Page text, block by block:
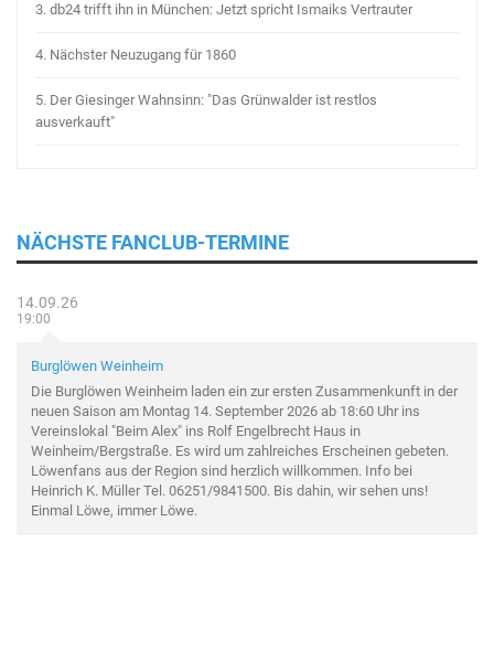
3. db24 trifft ihn in München: Jetzt spricht Ismaiks Vertrauter
4. Nächster Neuzugang für 1860
5. Der Giesinger Wahnsinn: "Das Grünwalder ist restlos
ausverkauft"
NÄCHSTE FANCLUB-TERMINE
14.09.26
19:00
Burglöwen Weinheim
Die Burglöwen Weinheim laden ein zur ersten Zusammenkunft in der
neuen Saison am Montag 14. September 2026 ab 18:60 Uhr ins
Vereinslokal "Beim Alex" ins Rolf Engelbrecht Haus in
Weinheim/Bergstraße. Es wird um zahlreiches Erscheinen gebeten.
Löwenfans aus der Region sind herzlich willkommen. Info bei
Heinrich K. Müller Tel. 06251/9841500. Bis dahin, wir sehen uns!
Einmal Löwe, immer Löwe.